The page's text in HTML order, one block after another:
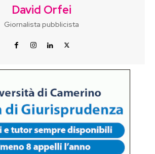
David Orfei
Giornalista pubblicista